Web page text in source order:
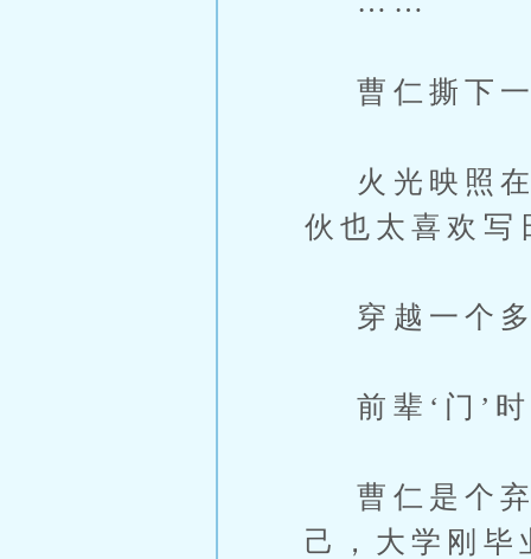
曹仁撕下一
火光映照在
伙也太喜欢写
穿越一个多
前辈‘门’时
曹仁是个弃
己，大学刚毕